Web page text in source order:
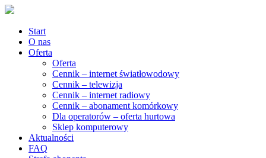
Start
O nas
Oferta
Oferta
Cennik – internet światłowodowy
Cennik – telewizja
Cennik – internet radiowy
Cennik – abonament komórkowy
Dla operatorów – oferta hurtowa
Sklep komputerowy
Aktualności
FAQ